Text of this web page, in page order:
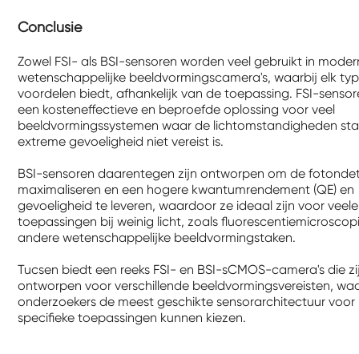
Conclusie
Zowel FSI- als BSI-sensoren worden veel gebruikt in
wetenschappelijke beeldvormingscamera's, waarbij elk
voordelen biedt, afhankelijk van de toepassing. FSI-
een kosteneffectieve en beproefde oplossing voor veel
beeldvormingssystemen waar de lichtomstandigheden
extreme gevoeligheid niet vereist is.
BSI-sensoren daarentegen zijn ontworpen om de
maximaliseren en een hogere kwantumrendement (QE) en
gevoeligheid te leveren, waardoor ze ideaal zijn voor
toepassingen bij weinig licht, zoals
andere wetenschappelijke beeldvormingstaken.
Tucsen biedt een reeks FSI- en BSI-sCMOS-camera's die
ontworpen voor verschillende beeldvormingsvereisten,
onderzoekers de meest geschikte sensorarchitectuur voor
specifieke toepassingen kunnen kiezen.